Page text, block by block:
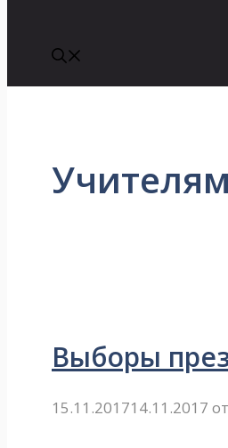
Учителям
Выборы
15.11.201714.11.2017 от